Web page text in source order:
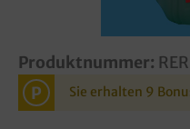
Produktnummer:
P Sie erhalten 9